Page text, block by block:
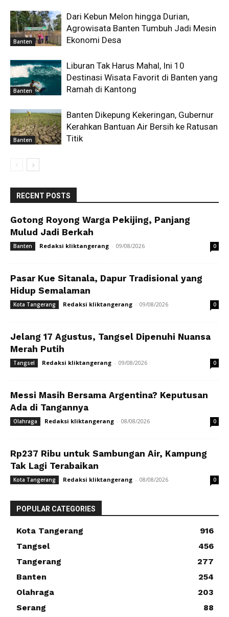
Banten
Dari Kebun Melon hingga Durian,
Agrowisata Banten Tumbuh Jadi Mesin
Ekonomi Desa
Banten
Liburan Tak Harus Mahal, Ini 10
Destinasi Wisata Favorit di Banten yang
Ramah di Kantong
Banten
Banten Dikepung Kekeringan, Gubernur
Kerahkan Bantuan Air Bersih ke Ratusan
Titik
RECENT POSTS
Gotong Royong Warga Pekijing, Panjang
Mulud Jadi Berkah
Banten Redaksi kliktangerang - 09/08/2026 0
Pasar Kue Sitanala, Dapur Tradisional yang
Hidup Semalaman
Kota Tangerang Redaksi kliktangerang - 09/08/2026 0
Jelang 17 Agustus, Tangsel Dipenuhi Nuansa
Merah Putih
Tangsel Redaksi kliktangerang - 09/08/2026 0
Messi Masih Bersama Argentina? Keputusan
Ada di Tangannya
Olahraga Redaksi kliktangerang - 08/08/2026 0
Rp237 Ribu untuk Sambungan Air, Kampung
Tak Lagi Terabaikan
Kota Tangerang Redaksi kliktangerang - 08/08/2026 0
POPULAR CATEGORIES
Kota Tangerang
916
Tangsel
456
Tangerang
277
Banten
254
Olahraga
203
Serang
88